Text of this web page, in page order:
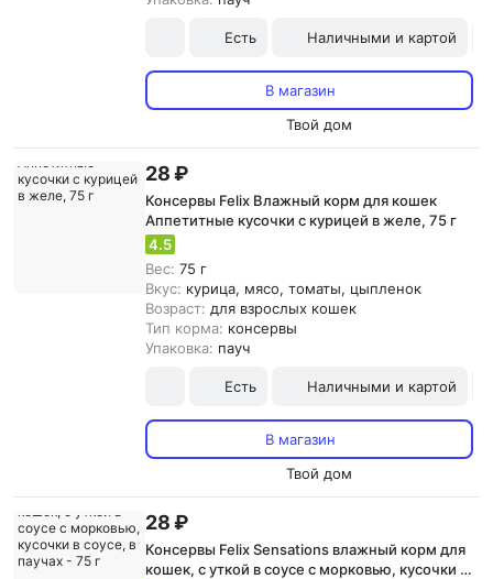
Есть Наличными и картой
В магазин
Твой дом
28 ₽
Консервы Felix Влажный корм для кошек
Аппетитные кусочки с курицей в желе, 75 г
4.5
Вес: 75 г
Вкус: курица, мясо, томаты, цыпленок
Возраст: для взрослых кошек
Тип корма: консервы
Упаковка: пауч
Есть Наличными и картой
В магазин
Твой дом
28 ₽
Консервы Felix Sensations влажный корм для
кошек, с уткой в соусе с морковью, кусочки в